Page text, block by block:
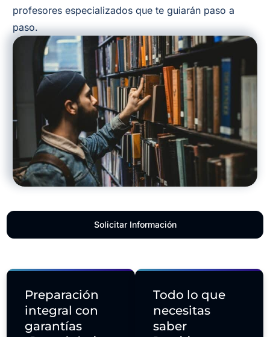
profesores especializados que te guiarán paso a
paso.
Preparación
integral con
garantías
Todo lo que
necesitas
saber
Solicitar Información